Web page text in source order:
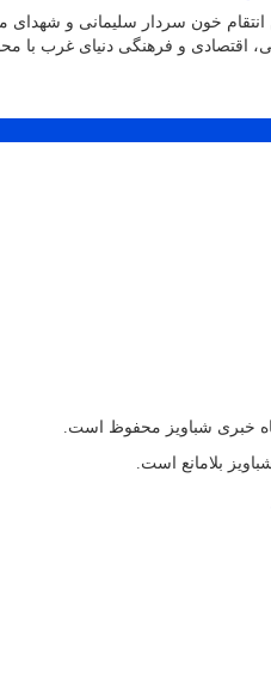
خون سردار سلیمانی و شهدای
اقتصادی و فرهنگی دنیای غرب با
خبری شباویز محفوظ است.
بلامانع است.